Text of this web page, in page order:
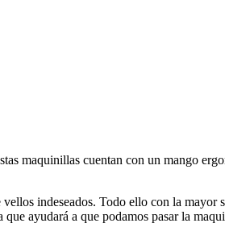
maquinillas cuentan con un mango
indeseados. Todo ello con la mayor
ayudará a que podamos pasar la